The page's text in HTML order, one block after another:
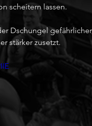
scheitern lassen.
Dschungel
stärker zusetzt.